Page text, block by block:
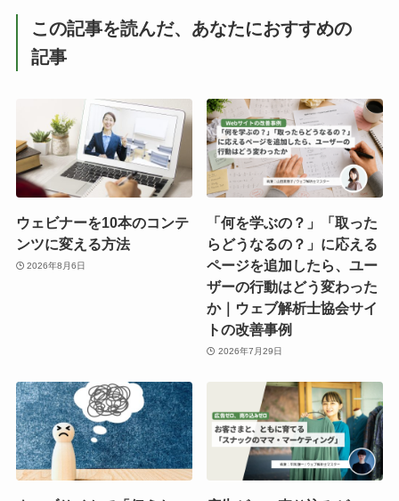
この記事を読んだ、あなたにおすすめの
記事
ウェビナーを10本のコンテ
ンツに変える方法
2026年8月6日
「何を学ぶの？」「取った
らどうなるの？」に応える
ページを追加したら、ユー
ザーの行動はどう変わった
か｜ウェブ解析士協会サイ
トの改善事例
2026年7月29日